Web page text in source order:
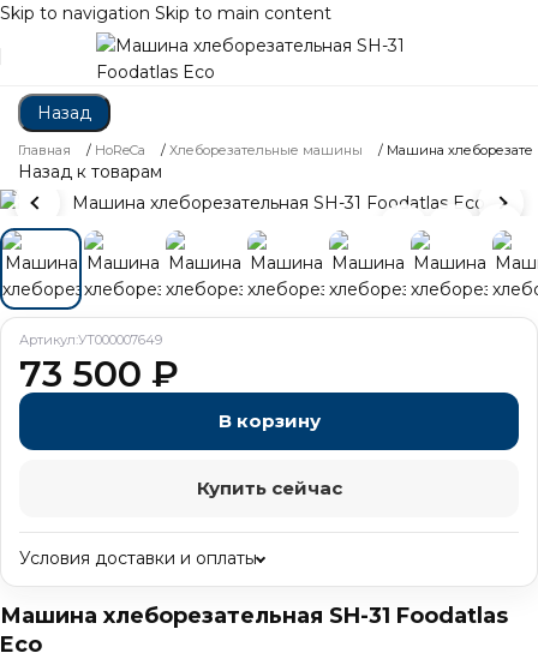
Skip to navigation Skip to main content
Назад
Главная / HoReCa / Хлеборезательные машины / Машина
Назад к товарам
Машина хлеборезательная SH-31 Foodatlas
Eco
Артикул:УТ000007649
73 500 ₽
В корзину
Купить сейчас
Условия доставки и оплаты